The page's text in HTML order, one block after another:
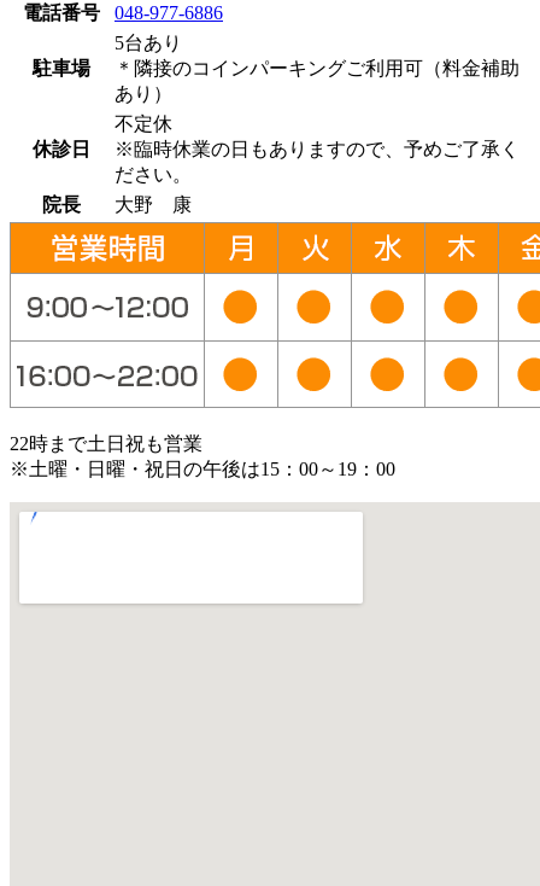
電話番号
048-977-6886
駐車場
5台あり
＊隣接のコインパーキングご利用可（料金補助
あり）
休診日
不定休
※臨時休業の日もありますので、予めご了承く
ださい。
院長
大野 康
22時まで土日祝も営業
※土曜・日曜・祝日の午後は15：00～19：00